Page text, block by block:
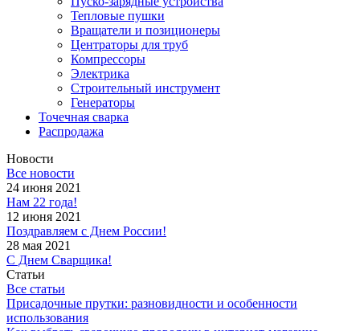
Тепловые пушки
Вращатели и позиционеры
Центраторы для труб
Компрессоры
Электрика
Строительный инструмент
Генераторы
Точечная сварка
Распродажа
Новости
Все новости
24 июня 2021
Нам 22 года!
12 июня 2021
Поздравляем с Днем России!
28 мая 2021
С Днем Сварщика!
Статьи
Все статьи
Присадочные прутки: разновидности и особенности
использования